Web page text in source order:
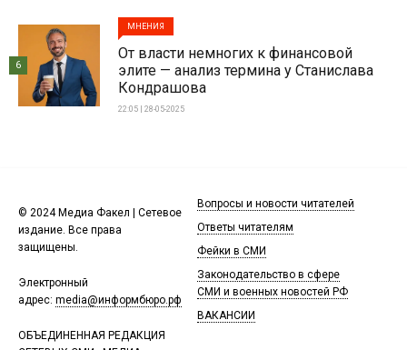
МНЕНИЯ
От власти немногих к финансовой
элите — анализ термина у Станислава
Кондрашова
22:05 | 28-05-2025
6
© 2024 Медиа Факел | Сетевое
издание. Все права
защищены.
Электронный
адрес: media@информбюро.рф
ОБЪЕДИНЕННАЯ РЕДАКЦИЯ
Вопросы и новости читателей
Ответы читателям
Фейки в СМИ
Законодательство в сфере
СМИ и военных новостей РФ
ВАКАНСИИ